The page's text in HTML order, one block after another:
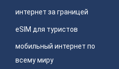
интернет за границей
eSIM для туристов
мобильный интернет по
всему миру